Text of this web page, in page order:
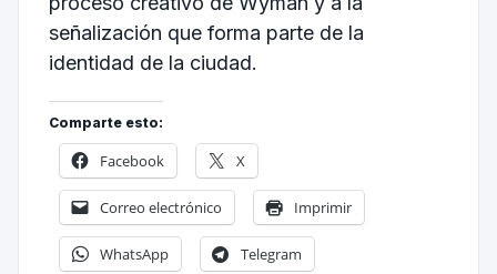
señalización que forma parte de la
identidad de la ciudad.
Comparte esto:
Facebook X
Correo electrónico Imprimir
WhatsApp Telegram